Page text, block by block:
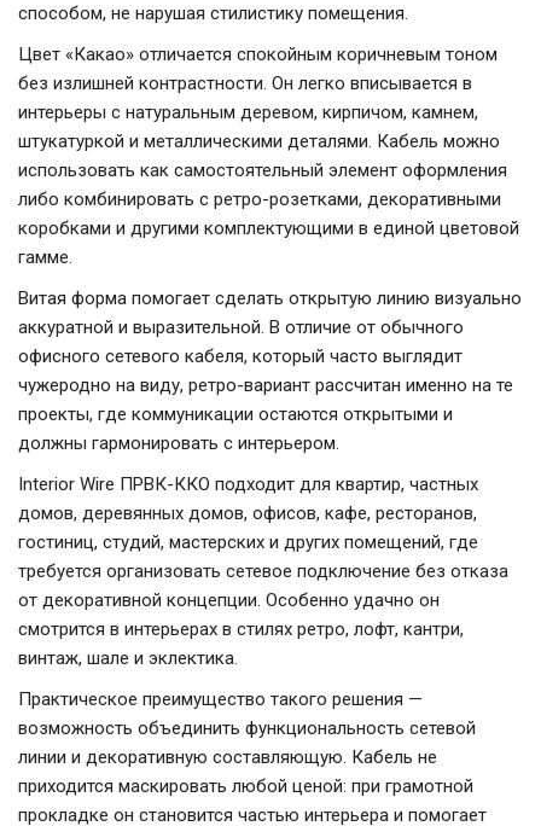
способом, не нарушая стилистику помещения.
Цвет «Какао» отличается спокойным коричневым тоном
без излишней контрастности. Он легко вписывается в
интерьеры с натуральным деревом, кирпичом, камнем,
штукатуркой и металлическими деталями. Кабель можно
использовать как самостоятельный элемент оформления
либо комбинировать с ретро-розетками, декоративными
коробками и другими комплектующими в единой цветовой
гамме.
Витая форма помогает сделать открытую линию визуально
аккуратной и выразительной. В отличие от обычного
офисного сетевого кабеля, который часто выглядит
чужеродно на виду, ретро-вариант рассчитан именно на те
проекты, где коммуникации остаются открытыми и
должны гармонировать с интерьером.
Interior Wire ПРВК-ККО подходит для квартир, частных
домов, деревянных домов, офисов, кафе, ресторанов,
гостиниц, студий, мастерских и других помещений, где
требуется организовать сетевое подключение без отказа
от декоративной концепции. Особенно удачно он
смотрится в интерьерах в стилях ретро, лофт, кантри,
винтаж, шале и эклектика.
Практическое преимущество такого решения —
возможность объединить функциональность сетевой
линии и декоративную составляющую. Кабель не
приходится маскировать любой ценой: при грамотной
прокладке он становится частью интерьера и помогает